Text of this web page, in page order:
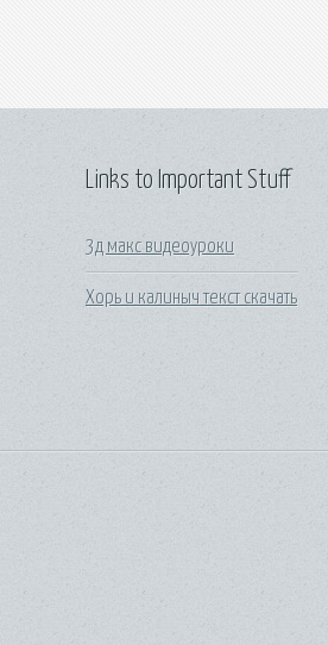
Links to Important Stuff
3д макс видеоуроки
Хорь и калиныч текст скачать